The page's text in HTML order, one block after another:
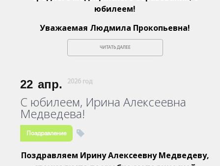
юбилеем!
Уважаемая Людмила Прокопьевна!
ЧИТАТЬ ДАЛЕЕ
22 апр. 2026 год
С юбилеем, Ирина Алексеевна
Медведева!
Поздравление
Поздравляем Ирину Алексеевну Медведеву,